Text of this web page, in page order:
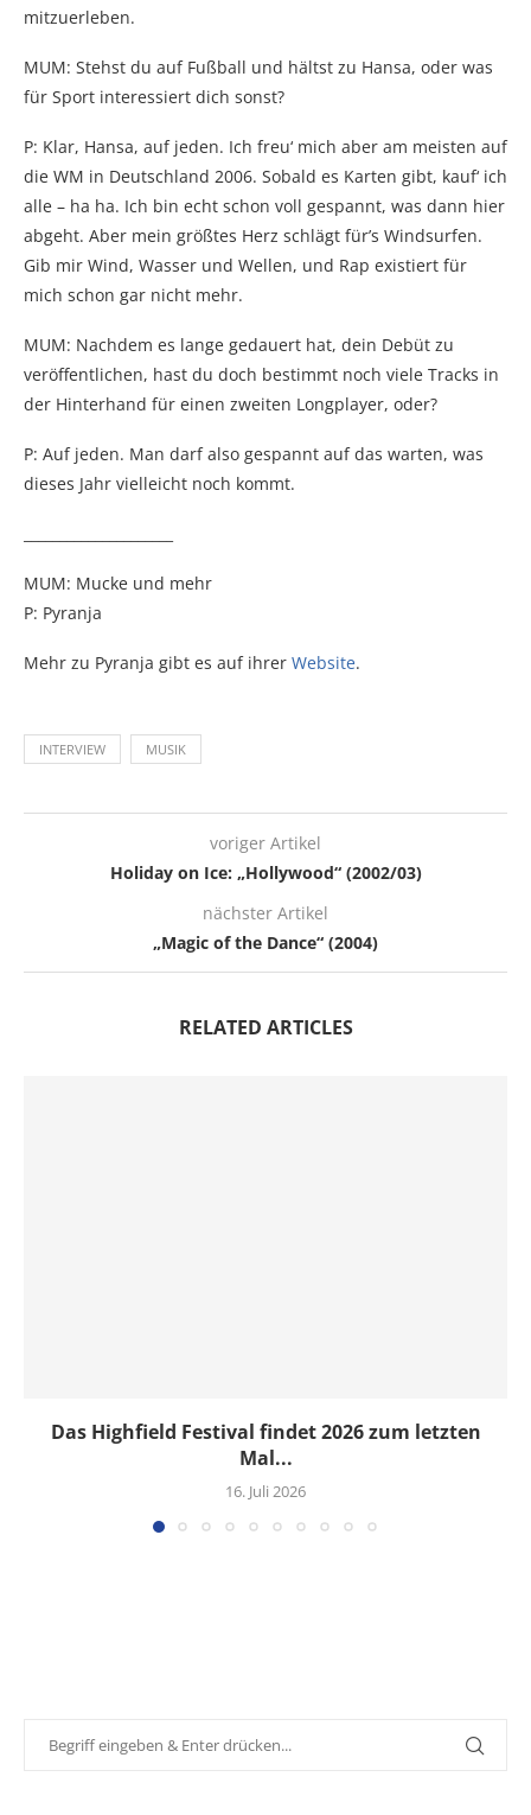
mitzuerleben.
MUM: Stehst du auf Fußball und hältst zu Hansa, oder was
für Sport interessiert dich sonst?
P: Klar, Hansa, auf jeden. Ich freu‘ mich aber am meisten auf
die WM in Deutschland 2006. Sobald es Karten gibt, kauf‘ ich
alle – ha ha. Ich bin echt schon voll gespannt, was dann hier
abgeht. Aber mein größtes Herz schlägt für’s Windsurfen.
Gib mir Wind, Wasser und Wellen, und Rap existiert für
mich schon gar nicht mehr.
MUM: Nachdem es lange gedauert hat, dein Debüt zu
veröffentlichen, hast du doch bestimmt noch viele Tracks in
der Hinterhand für einen zweiten Longplayer, oder?
P: Auf jeden. Man darf also gespannt auf das warten, was
dieses Jahr vielleicht noch kommt.
MUM: Mucke und mehr
P: Pyranja
Mehr zu Pyranja gibt es auf ihrer Website.
INTERVIEW MUSIK
voriger Artikel
Holiday on Ice: „Hollywood“ (2002/03)
nächster Artikel
„Magic of the Dance“ (2004)
RELATED ARTICLES
Das Highfield Festival findet 2026 zum letzten
Mal...
16. Juli 2026